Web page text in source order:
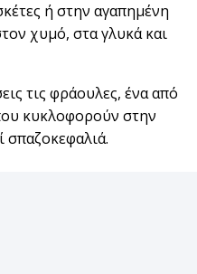
ή στην αγαπημένη
χυμό, στα γλυκά και
τις φράουλες, ένα από
κυκλοφορούν στην
σπαζοκεφαλιά.